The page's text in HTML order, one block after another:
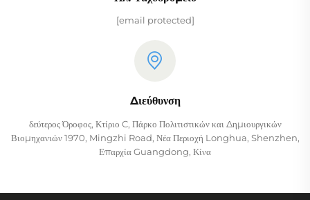
[email protected]
Διεύθυνση
δεύτερος Όροφος, Κτίριο C, Πάρκο Πολιτιστικών και Δημιουργικών
Βιομηχανιών 1970, Mingzhi Road, Νέα Περιοχή Longhua, Shenzhen,
Επαρχία Guangdong, Κίνα